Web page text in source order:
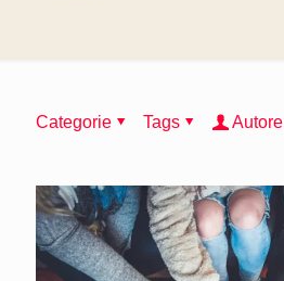
Categorie Tags Autore